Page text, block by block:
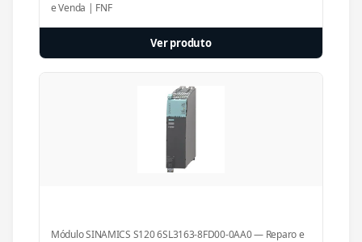
e Venda | FNF
Ver produto
Módulo SINAMICS S120 6SL3163-8FD00-0AA0 — Reparo e